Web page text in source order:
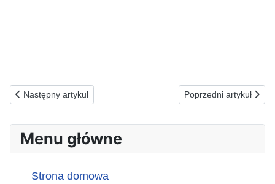
Poprzednia strona: 19.02.2024(p) ZA OFIARY
Następny artykuł Następna strona:
Poprzedni artykuł
Menu główne
Strona domowa